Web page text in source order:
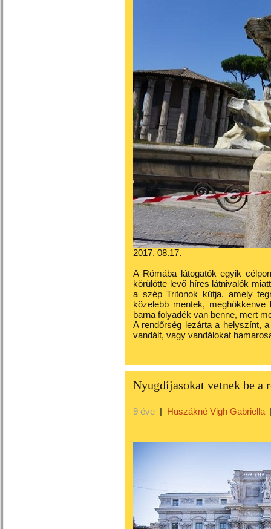
2017. 08.17.
A Rómába látogatók egyik
körülötte levő híres látnivalók
a szép Tritonok kútja, amely
közelebb mentek,
barna folyadék van benne, mert
A rendőrség lezárta a helyszínt,
vandált, vagy vandálokat
Nyugdíjasokat vetnek be a
9 éve | Huszákné Vigh Gabriella